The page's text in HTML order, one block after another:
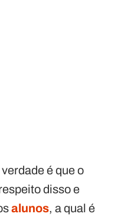
é que o
disso e
alunos, a qual é